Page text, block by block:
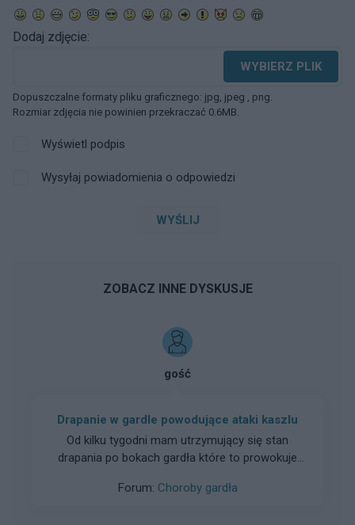
Dodaj zdjęcie:
WYBIERZ PLIK
Dopuszczalne formaty pliku graficznego: jpg, jpeg , png.
Rozmiar zdjęcia nie powinien przekraczać 0.6MB.
Wyświetl podpis
Wysyłaj powiadomienia o odpowiedzi
WYŚLIJ
ZOBACZ INNE DYSKUSJE
gość
Drapanie w gardle powodujące ataki kaszlu
Od kilku tygodni mam utrzymujący się stan
drapania po bokach gardła które to prowokuje
rzeczy.Lekarz sugerują nawilżanie gardła ale nie
Forum: Choroby gardła